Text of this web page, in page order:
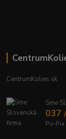
CentrumKolies.sk
Sme
037
Po-